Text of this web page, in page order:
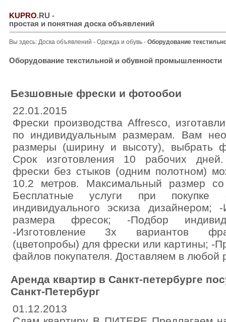
KUPRO.RU -
простая и понятная доска объявлений
Вы здесь: Доска объявлений - Одежда и обувь - Оборудование
Оборудование текстильной и обувной промышленности
Безшовные фрески и фотообои
22.01.2015
Фрески производства Affresco,
по индивидуальным размерам. Вам
размеры (ширину и высоту), выбрать
Срок изготовления 10 рабочих
фрески без стыков (одним полотном)
10.2 метров. Максимальный размер
Бесплатные услуги при покупке
индивидуального эскиза дизайнером;
размера фресок; -Подбор
-Изготовление 3х вариантов
(цветопробы) для фрески или картины; -
файлов покупателя. Доставляем в любой
Аренда квартир в Санкт-петербурге
Санкт-Петербург
01.12.2013